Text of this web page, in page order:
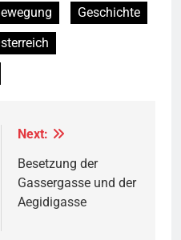
Geschichte
Next:
Besetzung der
Gassergasse und der
Aegidigasse